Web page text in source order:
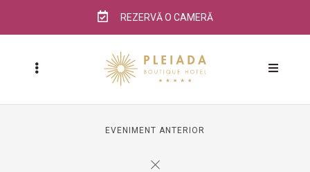
REZERVĂ O CAMERĂ
EVENIMENT ANTERIOR